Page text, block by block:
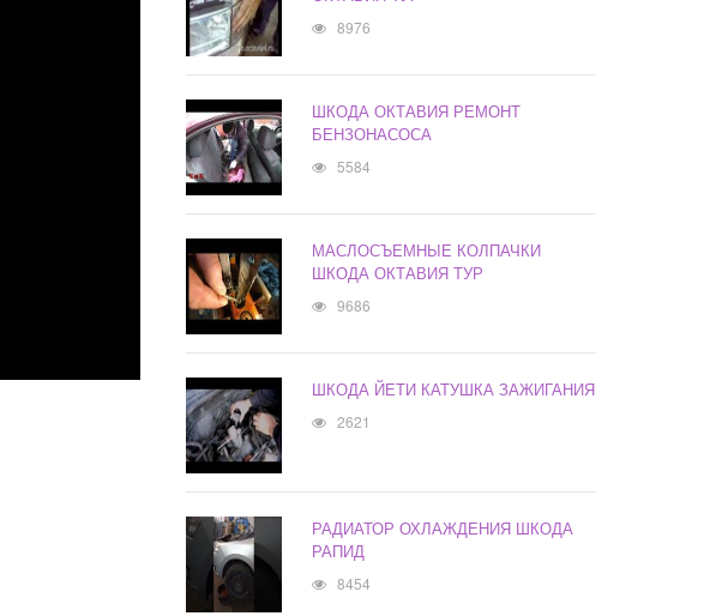
8976
ШКОДА ОКТАВИЯ РЕМОНТ
БЕНЗОНАСОСА
5584
МАСЛОСЪЕМНЫЕ КОЛПАЧКИ
ШКОДА ОКТАВИЯ ТУР
9686
ШКОДА ЙЕТИ КАТУШКА ЗАЖИГАНИЯ
2621
РАДИАТОР ОХЛАЖДЕНИЯ ШКОДА
РАПИД
8454